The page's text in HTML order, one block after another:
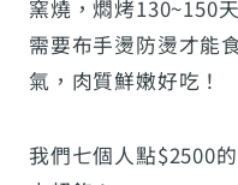
窯燒，燜烤130~150
需要布手燙防燙才能
氣，肉質鮮嫩好吃！
我們七個人點$2500